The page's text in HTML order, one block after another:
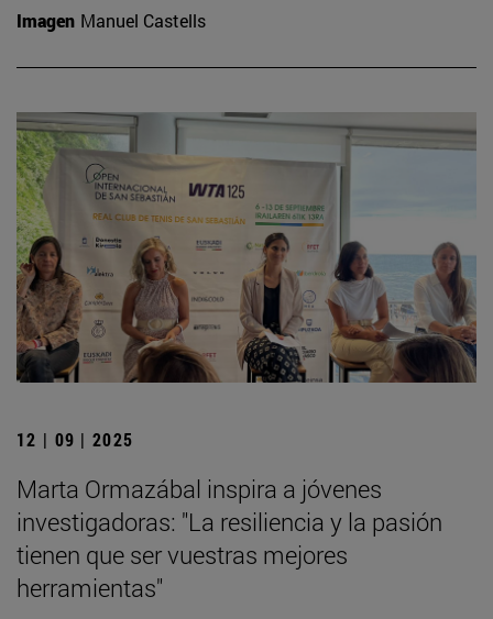
Imagen Manuel Castells
12 | 09 | 2025
Marta Ormazábal inspira a jóvenes
investigadoras: "La resiliencia y la pasión
tienen que ser vuestras mejores
herramientas"